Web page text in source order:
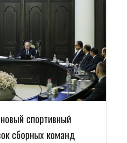
спортивный
сборных команд